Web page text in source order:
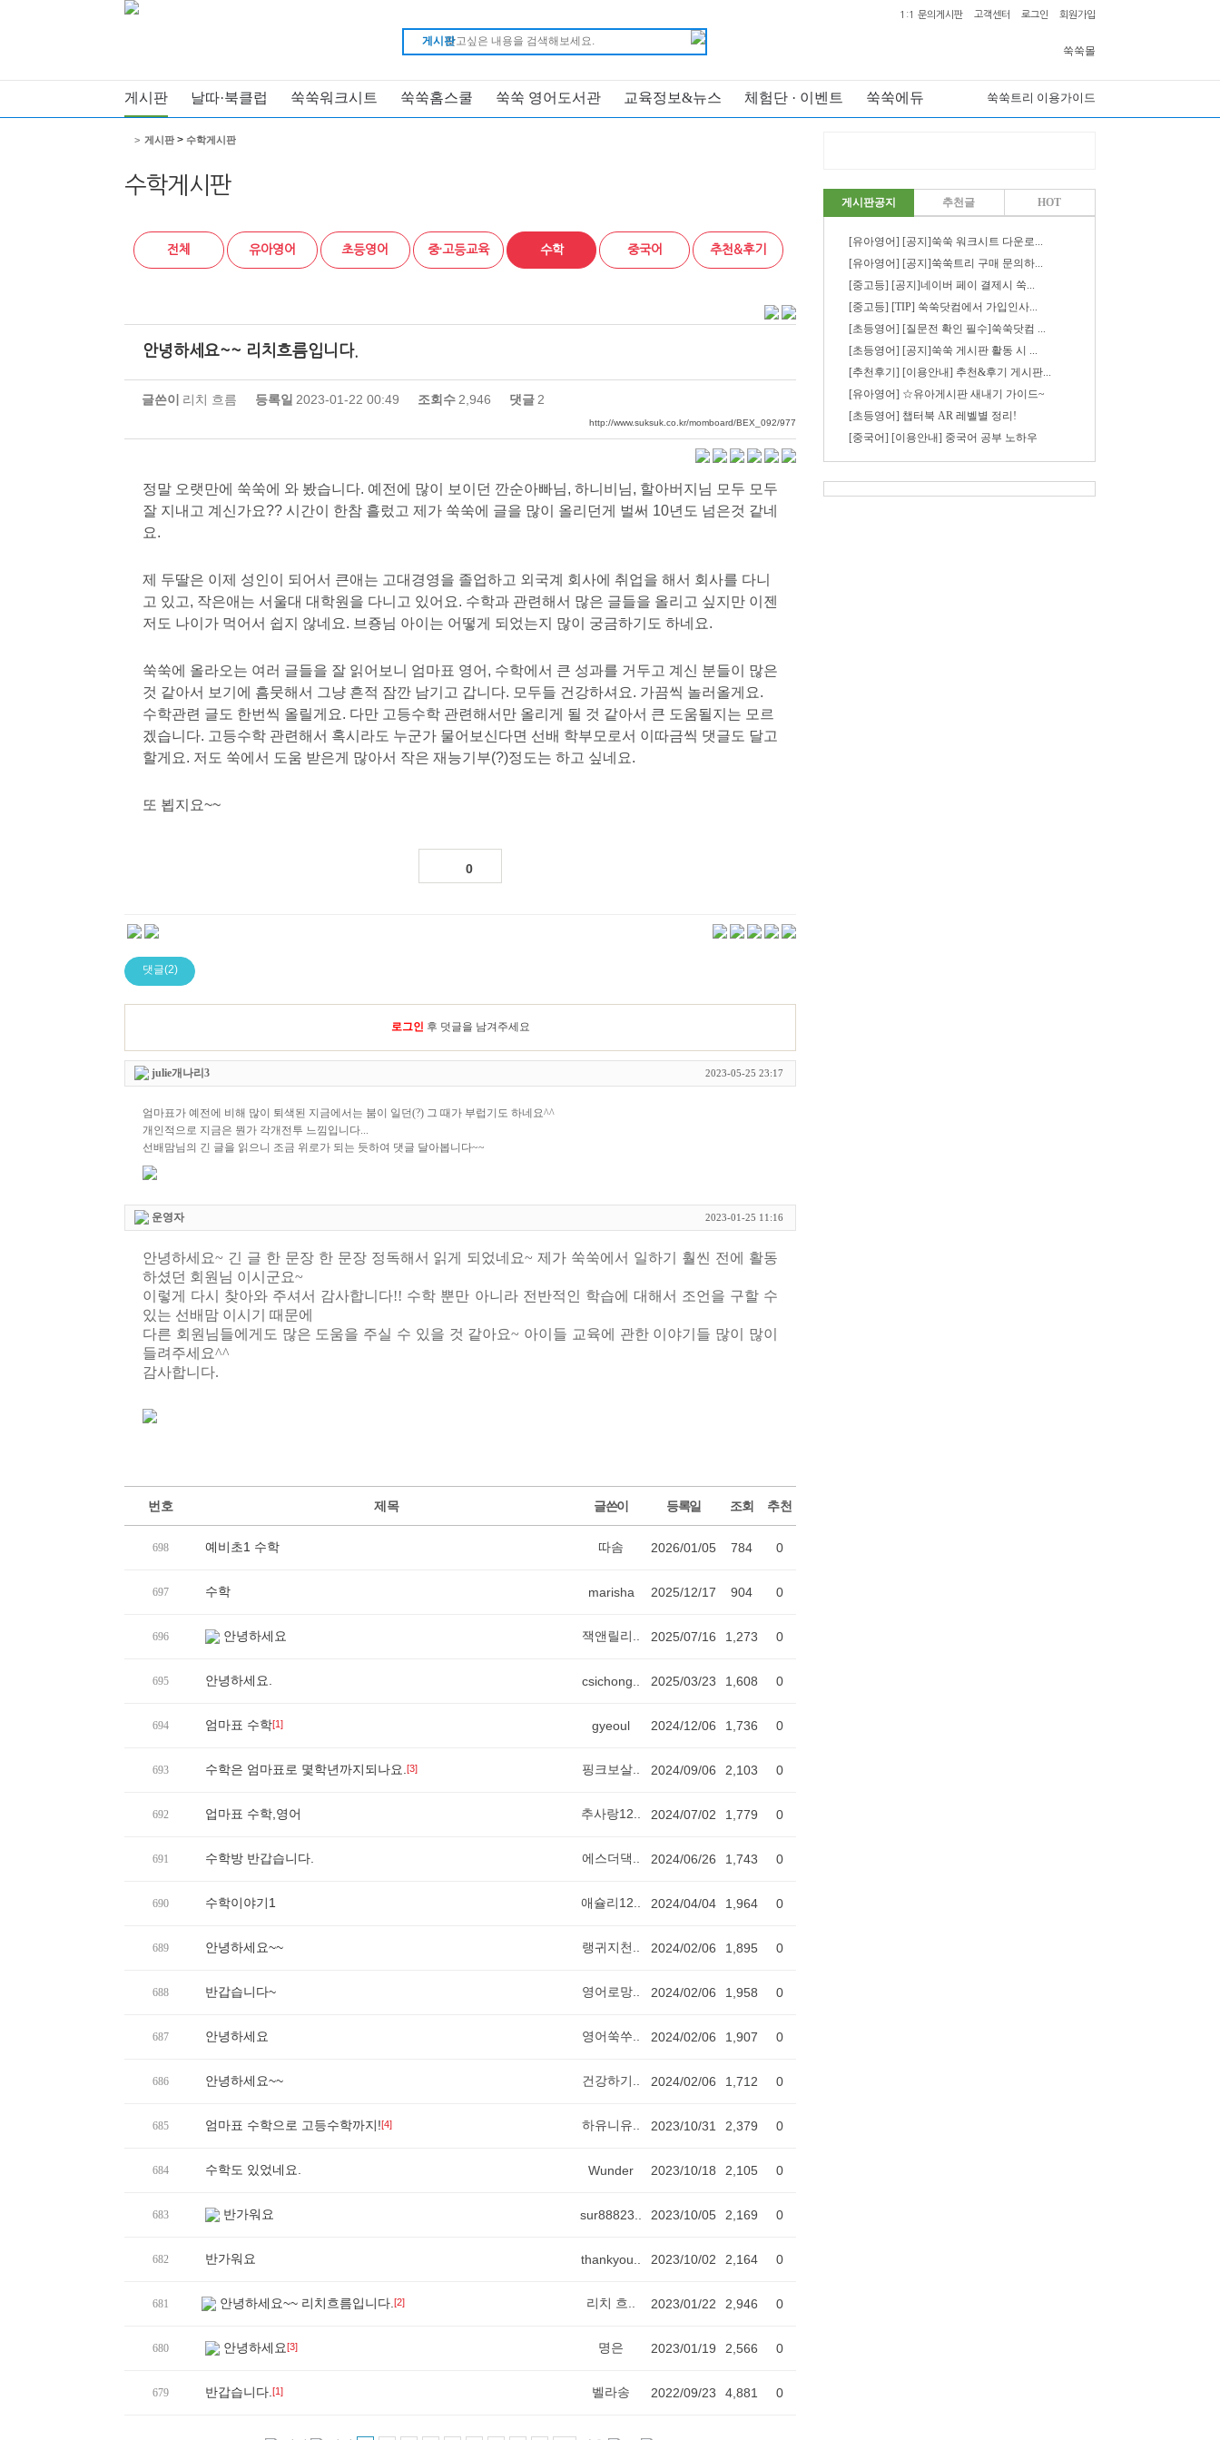
게시판
1:1 문의게시판 고객센터 로그인 회원가입
쑥쑥몰
게시판 날따·북클럽 쑥쑥워크시트 쑥쑥홈스쿨 쑥쑥 영어도서관 교육정보&뉴스 체험단 · 이벤트 쑥쑥에듀 쑥쑥트리 이용가이드
수학게시판
> 게시판> 수학게시판
전체 유아영어 초등영어 중·고등교육 수학 중국어 추천&후기
안녕하세요~~ 리치흐름입니다.
글쓴이 리치 흐름 등록일 2023-01-22 00:49 조회수 2,946 댓글 2
http://www.suksuk.co.kr/momboard/BEX_092/977
정말 오랫만에 쑥쑥에 와 봤습니다. 예전에 많이 보이던 깐순아빠님, 하니비님, 할아버지님 모두 모두
잘 지내고 계신가요?? 시간이 한참 흘렀고 제가 쑥쑥에 글을 많이 올리던게 벌써 10년도 넘은것 같네
요.
제 두딸은 이제 성인이 되어서 큰애는 고대경영을 졸업하고 외국계 회사에 취업을 해서 회사를 다니
고 있고, 작은애는 서울대 대학원을 다니고 있어요. 수학과 관련해서 많은 글들을 올리고 싶지만 이젠
저도 나이가 먹어서 쉽지 않네요. 브죵님 아이는 어떻게 되었는지 많이 궁금하기도 하네요.
쑥쑥에 올라오는 여러 글들을 잘 읽어보니 엄마표 영어, 수학에서 큰 성과를 거두고 계신 분들이 많은
것 같아서 보기에 흠뭇해서 그냥 흔적 잠깐 남기고 갑니다. 모두들 건강하셔요. 가끔씩 놀러올게요.
수학관련 글도 한번씩 올릴게요. 다만 고등수학 관련해서만 올리게 될 것 같아서 큰 도움될지는 모르
겠습니다. 고등수학 관련해서 혹시라도 누군가 물어보신다면 선배 학부모로서 이따금씩 댓글도 달고
할게요. 저도 쑥에서 도움 받은게 많아서 작은 재능기부(?)정도는 하고 싶네요.
또 뵙지요~~
0
댓글(2)
로그인 후 덧글을 남겨주세요
julie개나리3 2023-05-25 23:17
엄마표가 예전에 비해 많이 퇴색된 지금에서는 붐이 일던(?) 그 때가 부럽기도 하네요^^
개인적으로 지금은 뭔가 각개전투 느낌입니다...
선배맘님의 긴 글을 읽으니 조금 위로가 되는 듯하여 댓글 달아봅니다~~
운영자 2023-01-25 11:16
안녕하세요~ 긴 글 한 문장 한 문장 정독해서 읽게 되었네요~ 제가 쑥쑥에서 일하기 훨씬 전에 활동
하셨던 회원님 이시군요~
이렇게 다시 찾아와 주셔서 감사합니다!! 수학 뿐만 아니라 전반적인 학습에 대해서 조언을 구할 수
있는 선배맘 이시기 때문에
다른 회원님들에게도 많은 도움을 주실 수 있을 것 같아요~ 아이들 교육에 관한 이야기들 많이 많이
들려주세요^^
감사합니다.
번호 제목 글쓴이 등록일 조회 추천
698 예비초1 수학 따솜 2026/01/05 784 0
697 수학 marisha 2025/12/17 904 0
696 안녕하세요 잭앤릴리.. 2025/07/16 1,273 0
695 안녕하세요. csichong.. 2025/03/23 1,608 0
694 엄마표 수학[1] gyeoul 2024/12/06 1,736 0
693 수학은 엄마표로 몇학년까지되나요. [3] 핑크보살.. 2024/09/06 2,103 0
692 업마표 수학,영어 추사랑12.. 2024/07/02 1,779 0
691 수학방 반갑습니다. 에스더댁.. 2024/06/26 1,743 0
690 수학이야기1 애슐리12.. 2024/04/04 1,964 0
689 안녕하세요~~ 랭귀지천.. 2024/02/06 1,895 0
688 반갑습니다~ 영어로망.. 2024/02/06 1,958 0
687 안녕하세요 영어쑥쑤.. 2024/02/06 1,907 0
686 안녕하세요~~ 건강하기.. 2024/02/06 1,712 0
685 엄마표 수학으로 고등수학까지![4] 하유니유.. 2023/10/31 2,379 0
684 수학도 있었네요. Wunder 2023/10/18 2,105 0
683 반가워요 sur88823.. 2023/10/05 2,169 0
682 반가워요 thankyou.. 2023/10/02 2,164 0
681 안녕하세요~~ 리치흐름입니다. [2] 리치 흐.. 2023/01/22 2,946 0
680 안녕하세요[3] 명은 2023/01/19 2,566 0
679 반갑습니다. [1] 벨라송 2022/09/23 4,881 0
게시판공지 추천글 HOT
[유아영어] [공지]쑥쑥 워크시트 다운로...
[유아영어] [공지]쑥쑥트리 구매 문의하...
[중고등] [공지]네이버 페이 결제시 쑥...
[중고등] [TIP] 쑥쑥닷컴에서 가입인사...
[초등영어] [질문전 확인 필수]쑥쑥닷컴 ...
[초등영어] [공지]쑥쑥 게시판 활동 시 ...
[추천후기] [이용안내] 추천&후기 게시판...
[유아영어] ☆유아게시판 새내기 가이드~
[초등영어] 챕터북 AR 레벨별 정리!
[중국어] [이용안내] 중국어 공부 노하우